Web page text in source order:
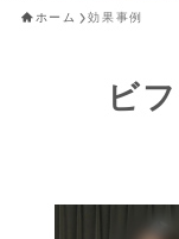
ホーム 効果事例
ビ